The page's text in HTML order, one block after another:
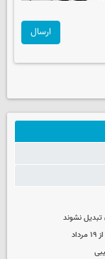
ارسال
تبدیل نشوند